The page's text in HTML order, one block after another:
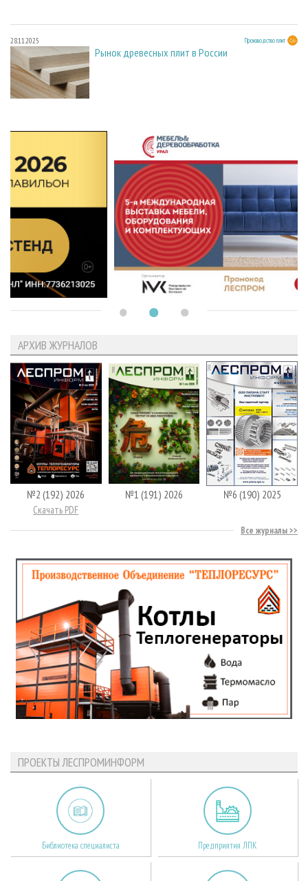
28.11.2025 Производство плит
Рынок древесных плит в России
АРХИВ ЖУРНАЛОВ
№2 (192) 2026
Скачать PDF
№1 (191) 2026 №6 (190) 2025
Все журналы
ПРОЕКТЫ ЛЕСПРОМИНФОРМ
Библиотека специалиста Предприятия ЛПК